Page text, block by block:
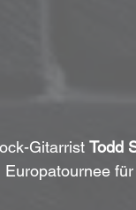
Gitarrist Todd
Europatournee für